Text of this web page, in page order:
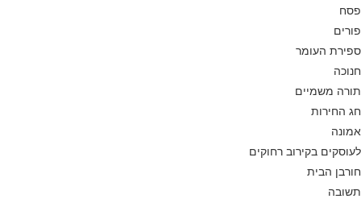
פסח
פורים
ספירת העומר
חנוכה
תורה משמיים
חג החירות
אמונה
לעוסקים בקירוב רחוקים
חורבן הבית
תשובה